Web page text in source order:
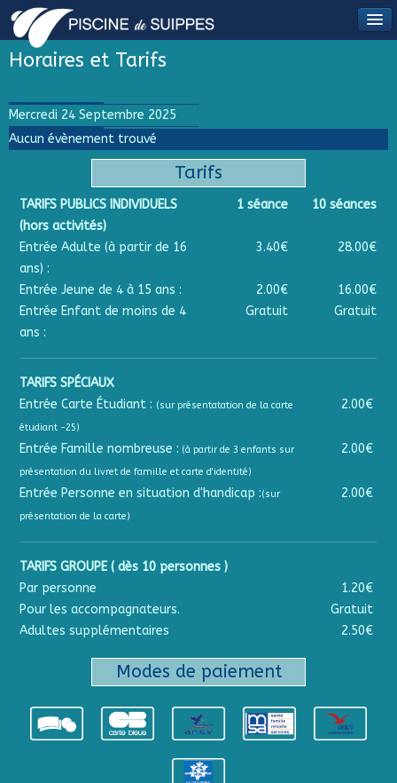
Horaires et Tarifs
Mercredi 24 Septembre 2025
Aucun évènement trouvé
Tarifs
TARIFS PUBLICS INDIVIDUELS
(hors activités)
1 séance 10 séances
Entrée Adulte (à partir de 16
ans) :
3.40€ 28.00€
Entrée Jeune de 4 à 15 ans : 2.00€
16.00€
Entrée Enfant de moins de 4
ans :
Gratuit Gratuit
TARIFS SPÉCIAUX
Entrée Carte Étudiant : (sur présentatation de la carte
étudiant -25)
2.00€
Entrée Famille nombreuse : (à partir de 3 enfants sur
présentation du livret de famille et carte d'identité)
2.00€
Entrée Personne en situation d'handicap :(sur
présentation de la carte)
2.00€
TARIFS GROUPE ( dès 10 personnes )
Par personne
1.20€
Pour les accompagnateurs.
Gratuit
Adultes supplémentaires
2.50€
Modes de paiement